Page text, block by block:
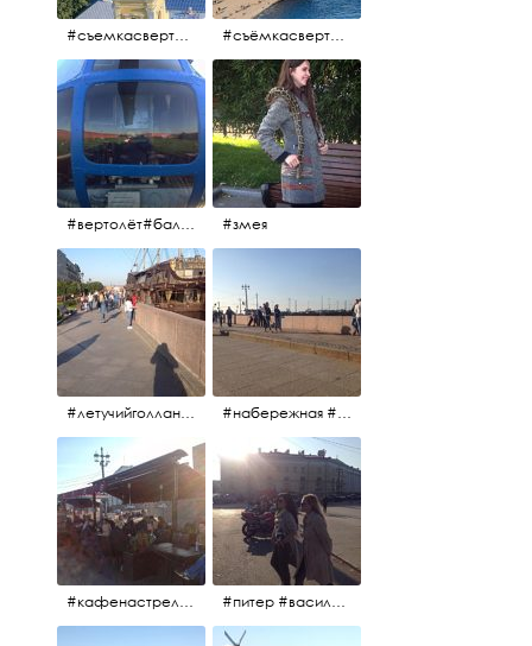
#съемкасвертолета #вертолёт #съёмкасвертолёта #петропавловскаякрепость #заячийостров #санктпетербург #съёмкасвертолёта #питер #петропавловскаякрепость #нева #осень2017
#вертолёт#балтийскиеавиалинии #петропавловскаякрепость #заячийостров #полётынадпитером #полётынадгородом #полёты #змея
#летучийголландец #набережнаяневы #набережная #людигуляют #биржевоймост
#кафенастрелкевасильевскогоострова #байкеры #питер #васильевскийостров #байкеры #иностранцы